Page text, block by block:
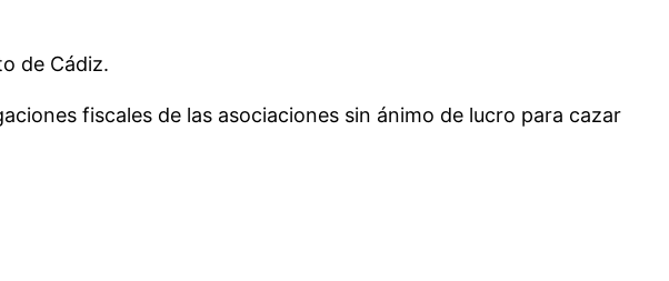
de Cádiz.
fiscales de las asociaciones sin ánimo de lucro para cazar